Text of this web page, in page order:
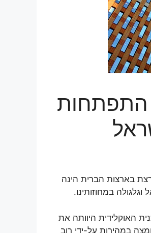
התפתחות
בארצות הברית הינה
במחוזותינו.
האוקלידית היוותה את
במהירות על-ידי רוב